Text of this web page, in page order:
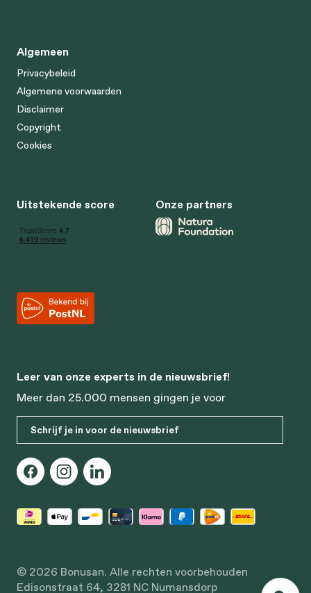
Algemeen
Privacybeleid
Algemene voorwaarden
Disclaimer
Copyright
Cookies
Uitstekende score Onze partners
Leer van onze experts in de nieuwsbrief!
Meer dan 25.000 mensen gingen je voor
Schrijf je in voor de nieuwsbrief
© 2026 Bonusan. Alle rechten voorbehouden
Edisonstraat 64, 3281 NC Numansdorp